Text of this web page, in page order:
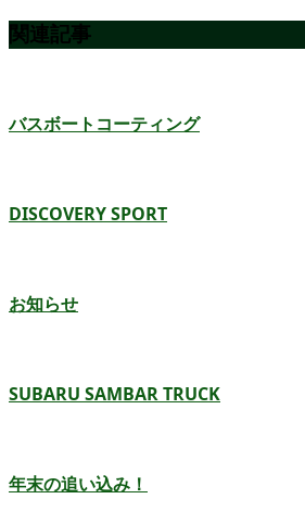
関連記事
バスボートコーティング
DISCOVERY SPORT
お知らせ
SUBARU SAMBAR TRUCK
年末の追い込み！